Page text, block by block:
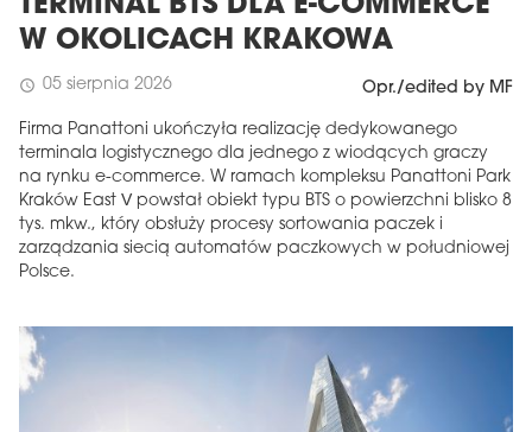
W OKOLICACH KRAKOWA
schedule 05 sierpnia 2026 Opr./edited by MF
Firma Panattoni ukończyła realizację dedykowanego
terminala logistycznego dla jednego z wiodących graczy
na rynku e-commerce. W ramach kompleksu Panattoni Park
Kraków East V powstał obiekt typu BTS o powierzchni blisko 8
tys. mkw., który obsłuży procesy sortowania paczek i
zarządzania siecią automatów paczkowych w południowej
Polsce.